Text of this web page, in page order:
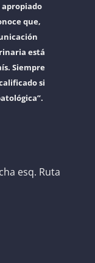
que,
está
Siempre
si
esq. Ruta